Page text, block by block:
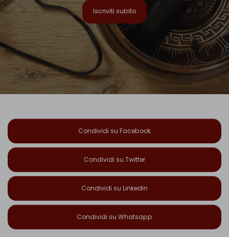
Iscriviti subito
Condividi su Facebook
Condividi su Twitter
Condividi su Linkedin
Condividi su Whatsapp